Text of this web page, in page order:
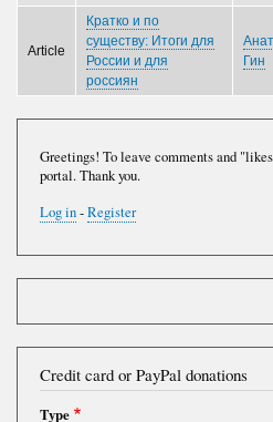
Article
Кратко и по
существу: Итоги для
России и для
россиян
Гин
Greetings! To leave comments and
portal. Thank you.
Log in-Register
Credit card or PayPal donations
Type